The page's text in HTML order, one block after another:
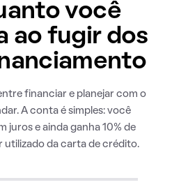
você
ao fugir dos
financiar e planejar com o
A conta é simples: você
juros e ainda ganha 10% de
utilizado da carta de crédito.